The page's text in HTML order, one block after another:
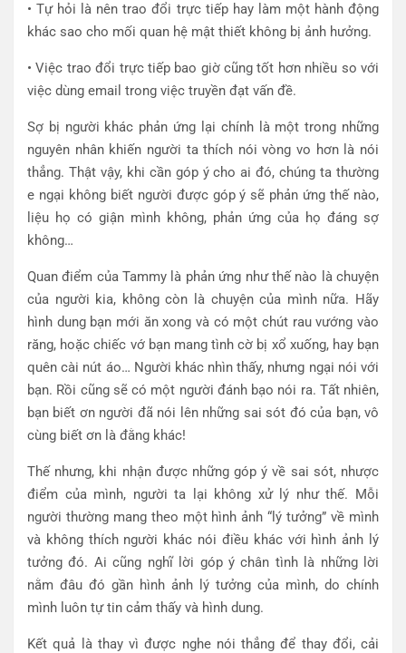
• Tự hỏi là nên trao đổi trực tiếp hay làm một hành động
khác sao cho mối quan hệ mật thiết không bị ảnh hưởng.
• Việc trao đổi trực tiếp bao giờ cũng tốt hơn nhiều so với
việc dùng email trong việc truyền đạt vấn đề.
Sợ bị người khác phản ứng lại chính là một trong những
nguyên nhân khiến người ta thích nói vòng vo hơn là nói
thẳng. Thật vậy, khi cần góp ý cho ai đó, chúng ta thường
e ngại không biết người được góp ý sẽ phản ứng thế nào,
liệu họ có giận mình không, phản ứng của họ đáng sợ
không…
Quan điểm của Tammy là phản ứng như thế nào là chuyện
của người kia, không còn là chuyện của mình nữa. Hãy
hình dung bạn mới ăn xong và có một chút rau vướng vào
răng, hoặc chiếc vớ bạn mang tình cờ bị xổ xuống, hay bạn
quên cài nút áo… Người khác nhìn thấy, nhưng ngại nói với
bạn. Rồi cũng sẽ có một người đánh bạo nói ra. Tất nhiên,
bạn biết ơn người đã nói lên những sai sót đó của bạn, vô
cùng biết ơn là đằng khác!
Thế nhưng, khi nhận được những góp ý về sai sót, nhược
điểm của mình, người ta lại không xử lý như thế. Mỗi
người thường mang theo một hình ảnh “lý tưởng” về mình
và không thích người khác nói điều khác với hình ảnh lý
tưởng đó. Ai cũng nghĩ lời góp ý chân tình là những lời
nằm đâu đó gần hình ảnh lý tưởng của mình, do chính
mình luôn tự tin cảm thấy và hình dung.
Kết quả là thay vì được nghe nói thẳng để thay đổi, cải